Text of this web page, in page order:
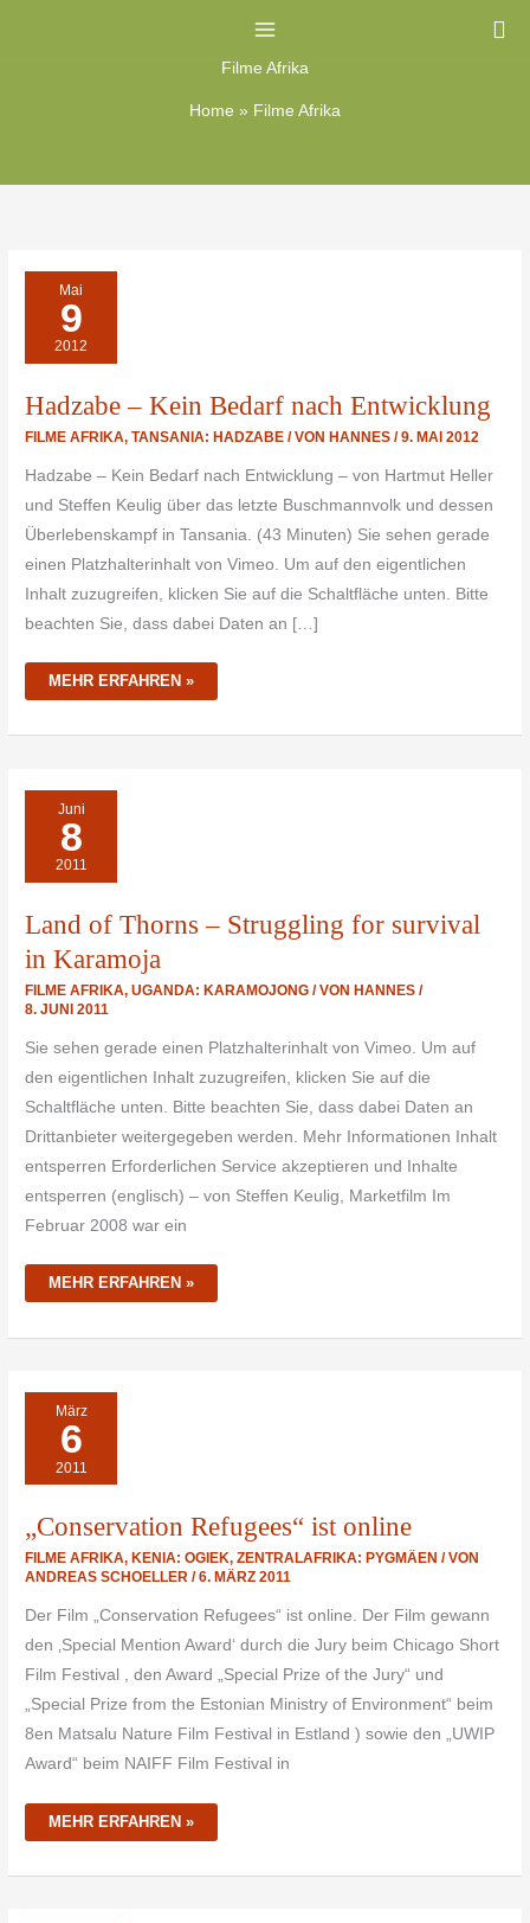
Filme Afrika
Home » Filme Afrika
Mai
9
2012
Hadzabe – Kein Bedarf nach Entwicklung
FILME AFRIKA,TANSANIA: HADZABE / VON HANNES/9. MAI 2012
Hadzabe – Kein Bedarf nach Entwicklung – von Hartmut Heller
und Steffen Keulig über das letzte Buschmannvolk und dessen
Überlebenskampf in Tansania. (43 Minuten) Sie sehen gerade
einen Platzhalterinhalt von Vimeo. Um auf den eigentlichen
Inhalt zuzugreifen, klicken Sie auf die Schaltfläche unten. Bitte
beachten Sie, dass dabei Daten an […]
HADZABE
KEIN
BEDARF
NACH
ENTWICKLUNG
MEHR ERFAHREN »
Juni
8
2011
Land of Thorns – Struggling for survival
in Karamoja
FILME AFRIKA,UGANDA: KARAMOJONG / VON HANNES/
8. JUNI 2011
Sie sehen gerade einen Platzhalterinhalt von Vimeo. Um auf
den eigentlichen Inhalt zuzugreifen, klicken Sie auf die
Schaltfläche unten. Bitte beachten Sie, dass dabei Daten an
Drittanbieter weitergegeben werden. Mehr Informationen Inhalt
entsperren Erforderlichen Service akzeptieren und Inhalte
entsperren (englisch) – von Steffen Keulig, Marketfilm Im
Februar 2008 war ein
LAND
OF
THORNS
STRUGGLING
FOR
SURVIVAL
MEHR ERFAHREN »
März
6
2011
„Conservation Refugees“ ist online
FILME AFRIKA, KENIA: OGIEK,ZENTRALAFRIKA: PYGMÄEN / VON
ANDREAS SCHOELLER/6. MÄRZ 2011
Der Film „Conservation Refugees“ ist online. Der Film gewann
den ‚Special Mention Award‘ durch die Jury beim Chicago Short
Film Festival , den Award „Special Prize of the Jury“ und
„Special Prize from the Estonian Ministry of Environment“ beim
8en Matsalu Nature Film Festival in Estland ) sowie den „UWIP
Award“ beim NAIFF Film Festival in
„CONSERVATION
REFUGEES“
IST
ONLINE
MEHR ERFAHREN »